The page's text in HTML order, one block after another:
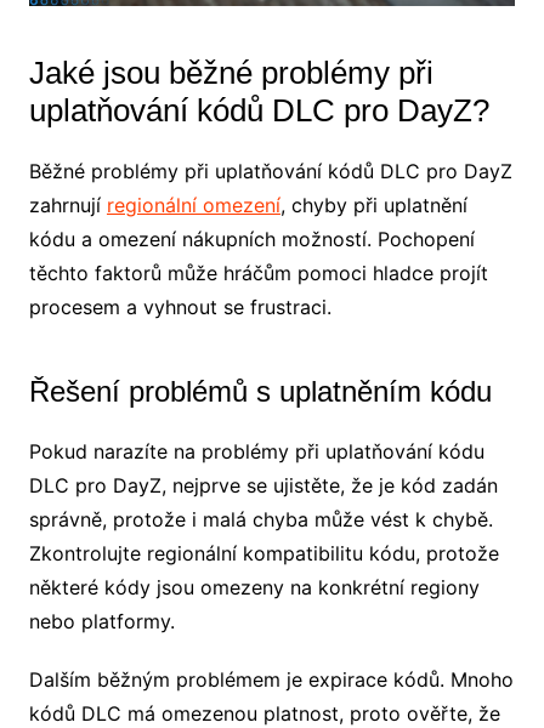
Jaké jsou běžné problémy při
uplatňování kódů DLC pro DayZ?
Běžné problémy při uplatňování kódů DLC pro DayZ
zahrnují regionální omezení, chyby při uplatnění
kódu a omezení nákupních možností. Pochopení
těchto faktorů může hráčům pomoci hladce projít
procesem a vyhnout se frustraci.
Řešení problémů s uplatněním kódu
Pokud narazíte na problémy při uplatňování kódu
DLC pro DayZ, nejprve se ujistěte, že je kód zadán
správně, protože i malá chyba může vést k chybě.
Zkontrolujte regionální kompatibilitu kódu, protože
některé kódy jsou omezeny na konkrétní regiony
nebo platformy.
Dalším běžným problémem je expirace kódů. Mnoho
kódů DLC má omezenou platnost, proto ověřte, že